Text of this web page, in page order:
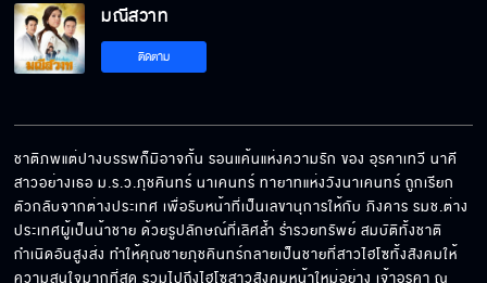
มณีสวาท EP.13
มณีสวาท
ติดตาม
ชาติภพแต่ปางบรรพก็มิอาจกั้น รอนแค้นแห่งความรัก ของ อุรคาเทวี นาคี
สาวอย่างเธอ ม.ร.ว.ภุชคินทร์ นาเคนทร์ ทายาทแห่งวังนาเคนทร์ ถูกเรียก
ตัวกลับจากต่างประเทศ เพื่อรับหน้าที่เป็นเลขานุการให้กับ ภิงคาร รมช.ต่าง
ประเทศผู้เป็นน้าชาย ด้วยรูปลักษณ์ที่เลิศล้ำ ร่ำรวยทรัพย์ สมบัติทั้งชาติ
กำเนิดอันสูงส่ง ทำให้คุณชายภุชคินทร์กลายเป็นชายที่สาวไฮโซทั้งสังคมให้
ความสนใจมากที่สุด รวมไปถึงไฮโซสาวสังคมหน้าใหม่อย่าง เจ้าอุรคา ณ